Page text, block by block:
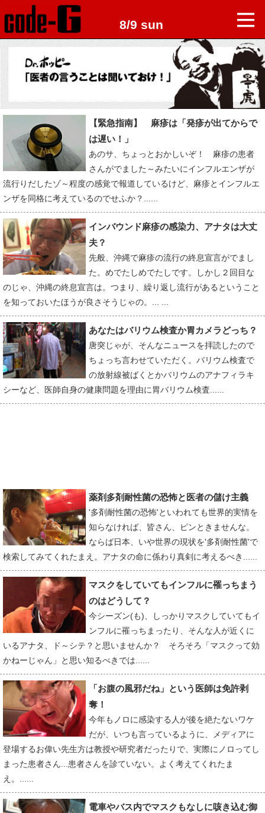
8/9 sun
【緊急指南】 麻疹は「発疹が出てからで
は遅い！」
あのサ、ちょっとおかしいぞ！ 麻疹の患者
さんがでました～みたいにインフルエンザが
流行りだしたゾ～程度の感覚で報道しているけど、麻疹とインフルエ
ンザを同格に考えているのでせふか？......
インバウンド麻疹の感染力、アナタは大丈
夫？
先般、沖縄で麻疹の流行の終息宣言がでまし
た。めでたしめでたしです。しかし２回目な
のじゃ、沖縄の終息宣言は。つまり、繰り返し流行があるということ
を知っておいたほうが良さそうじゃの。... ...
あなたはバリウム検査か胃カメラどっち？
唐突じゃが、そんなニュースを拝読したので
ちょっち言わせていただく。バリウム検査で
の放射線被ばくとかバリウムのアナフィラキ
シーなど、医師自身の健康問題を理由に胃バリウム検査......
薬剤多剤耐性菌の恐怖と医者の儲け主義
'多剤耐性菌の恐怖'といわれても世界的実情を
知らなければ、皆さん、ピンときませんな。
ならば日本、いや世界の現状を'多剤耐性菌'で
検索してみてくれたまえ。アナタの命に係わり真剣に考えるべき......
マスクをしていてもインフルに罹っちまう
のはどうして？
今シーズン(も)、しっかりマスクしていてもイ
ンフルに罹っちまったり、そんな人が近くに
いるアナタ、ド～シテ？と思いませんか？ そろそろ「マスクって効
かねーじゃん」と思い知るべきでは......
「お腹の風邪だね」という医師は免許剥
奪！
今年もノロに感染する人が後を絶たないワケ
だが、いつも言っているように、メディアに
登場するお偉い先生方は教授や研究者だったりで、実際にノロってし
まった患者さん...患者さんを診ていない。よく考えてくれたま
え。......
電車やバス内でマスクもなしに咳き込む御